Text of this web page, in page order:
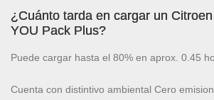
¿Cuánto tarda en cargar un
YOU Pack Plus?
Puede cargar hasta el 80% en aprox. 0.45
Cuenta con distintivo ambiental Cero